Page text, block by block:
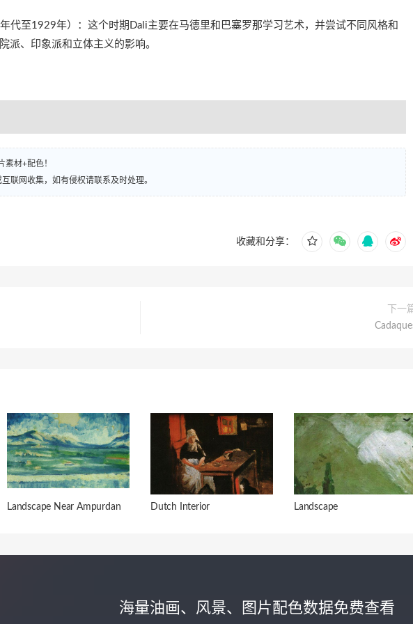
代至1929年）：这个时期Dali主要在马德里和巴塞罗那学习艺术，并尝试不同风格和
派、印象派和立体主义的影响。
素材+配色！
联网收集，如有侵权请联系及时处理。
收藏和分享：
下一
Landscape Near Ampurdan Dutch Interior Landscape
海量油画、风景、图片配色数据免费查看